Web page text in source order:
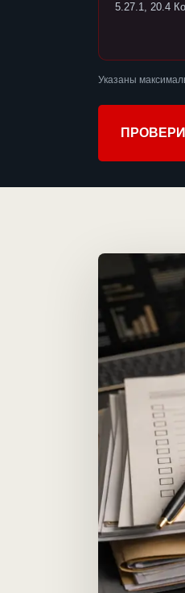
5.27.1, 20.4
Указаны